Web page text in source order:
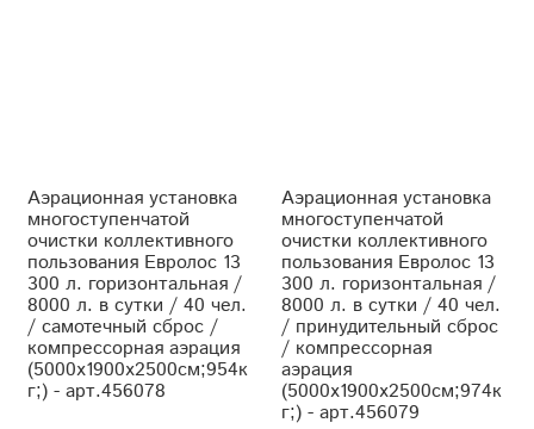
Аэрационная установка
многоступенчатой
очистки коллективного
пользования Евролос 13
300 л. горизонтальная /
8000 л. в сутки / 40 чел.
/ самотечный сброс /
компрессорная аэрация
(5000x1900x2500см;954к
г;) - арт.456078
Аэрационная установка
многоступенчатой
очистки коллективного
пользования Евролос 13
300 л. горизонтальная /
8000 л. в сутки / 40 чел.
/ принудительный сброс
/ компрессорная
аэрация
(5000x1900x2500см;974к
г;) - арт.456079